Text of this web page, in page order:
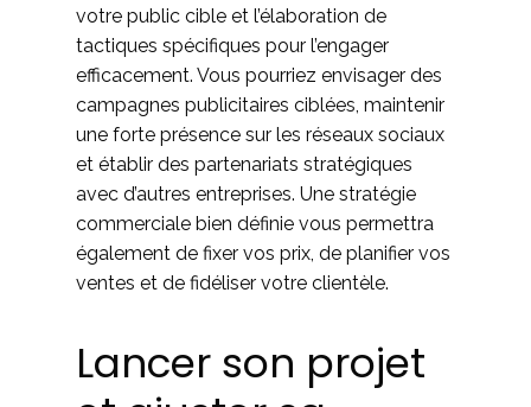
votre public cible et l’élaboration de
tactiques spécifiques pour l’engager
efficacement. Vous pourriez envisager des
campagnes publicitaires ciblées, maintenir
une forte présence sur les réseaux sociaux
et établir des partenariats stratégiques
avec d’autres entreprises. Une stratégie
commerciale bien définie vous permettra
également de fixer vos prix, de planifier vos
ventes et de fidéliser votre clientèle.
Lancer son projet